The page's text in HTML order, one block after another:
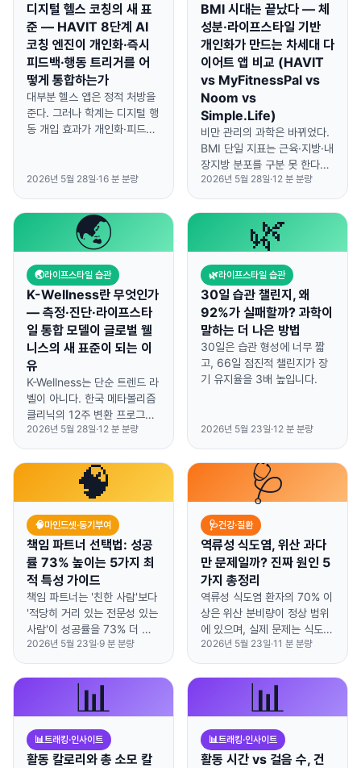
권고하며, STEP 3(JAMA
2021)는 IBT 병행이 표준 케
어 병행보다 거의 3배 큰 감량
(-16% vs -5.7%)을 만든다
고 보였다. HAVIT는 이를
M0/M1/M2 3단계로 구조화
— 약물 시작 전(M0), 적응기
(M1), 유지·중단기(M2) — 약
물 + 근육 보존 + 행동 학습을
·중단은 의료진 영역.)
물학적 나이를 추정한다.
n=70 InBody 기준 내부 비
교에서 ±5%이내 92.9%,
MAE 2.42%p, CCC 0.93,
Deurenberg 표준 공식 대비
6개 지표 모두 통계적 유의 우
위(Steiger Z p=0.030). 목
표는 체성분 체크의 민주화
(비-임상 일상 추적용) — 누구
나, 언제, 어디서나, 추가 장비
없이. (HAVIT는 의료 진단 도
구가 아니다.)
디지털 헬스 코칭의 새 표
준 — HAVIT 8단계 AI
코칭 엔진이 개인화·즉시
피드백·행동 트리거를 어
떻게 통합하는가
대부분 헬스 앱은 정적 처방을
준다. 그러나 학계는 디지털 행
동 개입 효과가 개인화·피드백
입증했다(Tate 2003, Patel
엔진은 Fogg Behavior
Model(B = M × A × P)과
Self-Determination
를 토대로, 126 archetypes
× 2,000+ 행동 라이브러리에
서 매 순간 다른 사용자 신호에
맞춰 처방을 매칭한다.
(HAVIT는 의료 진단 도구가
아니다.)
2026년 5월 28일·16 분 분량
BMI 시대는 끝났다 — 체
성분·라이프스타일 기반
개인화가 만드는 차세대 다
이어트 앱 비교 (HAVIT
vs MyFitnessPal vs
Noom vs
Simple.Life)
비만 관리의 과학은 바뀌었다.
BMI 단일 지표는 근육·지방·내
장지방 분포를 구분 못 한다
(Ross 2020). 진짜 효과를
만든 건 체성분 + 라이프스타
일 개입 + 개인화 행동 처방의
조합 — DPP는 라이프스타일
개입이 메트포민보다 당뇨 발
vs 31%, NEJM 2002).
HAVIT는 AI 체성분 추정
(InBody 기준 내부 비교
n=70, ±5%이내 92.9%) +
126 archetype 개인화 +
GLP-1 행동 처방을 통합한 4
세대 모델이다. (HAVIT는 의
2026년 5월 28일·12 분 분량
🌏
🌏라이프스타일 습관
K-Wellness란 무엇인가
— 측정·진단·라이프스타
일 통합 모델이 글로벌 웰
니스의 새 표준이 되는 이
유
K-Wellness는 단순 트렌드 라
벨이 아니다. 한국 메타볼리즘
클리닉의 12주 변환 프로그램
에서 검증된 체계화된 통합 모
델 — 정량 측정 → 다지표 진
단 → 개인화 처방 → 라이프스
타일 코디네이션이다. 이 모델
은 학계 표준(BMI 한계, 체성
인화 행동 처방)과 정확히 맞물
린다. 미국·글로벌 사용자가 이
방법론에 접근할 수 있게 만드
는 디지털 진입점이 HAVIT다.
(HAVIT는 의료 진단 도구가
아니다.)
2026년 5월 28일·12 분 분량
🌿
🌿라이프스타일 습관
30일 습관 챌린지, 왜
92%가 실패할까? 과학이
말하는 더 나은 방법
30일은 습관 형성에 너무 짧
고, 66일 점진적 챌린지가 장
기 유지율을 3배 높입니다.
2026년 5월 23일·12 분 분량
🧠
🧠마인드셋·동기부여
책임 파트너 선택법: 성공
률 73% 높이는 5가지 최
적 특성 가이드
책임 파트너는 '친한 사람'보다
'적당히 거리 있는 전문성 있는
사람'이 성공률을 73% 더 높
입니다.
2026년 5월 23일·9 분 분량
🩺
🩺건강·질환
역류성 식도염, 위산 과다
만 문제일까? 진짜 원인 5
가지 총정리
역류성 식도염 환자의 70% 이
상은 위산 분비량이 정상 범위
에 있으며, 실제 문제는 식도
괄약근 약화와 위 운동 저하에
서 비롯되는 경우가 많습니다.
2026년 5월 23일·11 분 분량
📊
📊트래킹·인사이트
활동 칼로리와 총 소모 칼
📊
📊트래킹·인사이트
활동 시간 vs 걸음 수, 건